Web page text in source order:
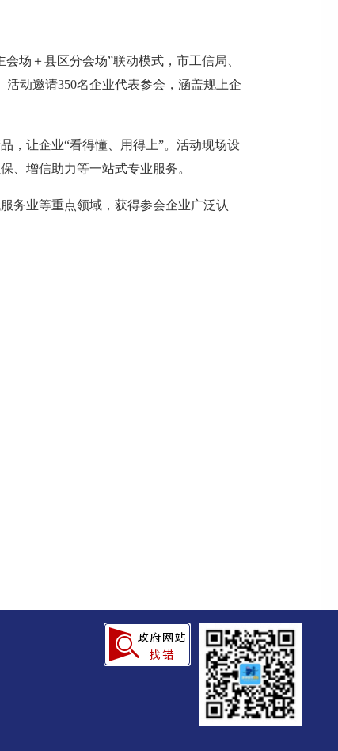
场＋县区分会场”联动模式，市工信局、
动邀请350名企业代表参会，涵盖规上企
，让企业“看得懂、用得上”。活动现场设
、增信助力等一站式专业服务。
务业等重点领域，获得参会企业广泛认